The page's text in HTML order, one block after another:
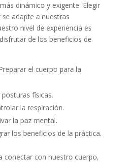
dinámico y exigente. Elegir
adapte a nuestras
nivel de experiencia es
de los beneficios de
el cuerpo para la
posturas físicas.
la respiración.
la paz mental.
los beneficios de la práctica.
conectar con nuestro cuerpo,